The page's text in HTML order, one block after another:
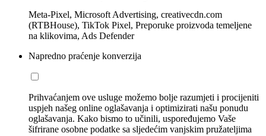
Meta-Pixel, Microsoft Advertising, creativecdn.com
(RTBHouse), TikTok Pixel, Preporuke proizvoda temeljene
na klikovima, Ads Defender
Napredno praćenje konverzija
Prihvaćanjem ove usluge možemo bolje razumjeti i procijeniti
uspjeh našeg online oglašavanja i optimizirati našu ponudu
oglašavanja. Kako bismo to učinili, uspoređujemo Vaše
šifrirane osobne podatke sa sljedećim vanjskim pružateljima